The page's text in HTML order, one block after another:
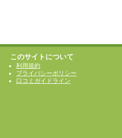
このサイトについて
利用規約
プライバシーポリシー
口コミガイドライン